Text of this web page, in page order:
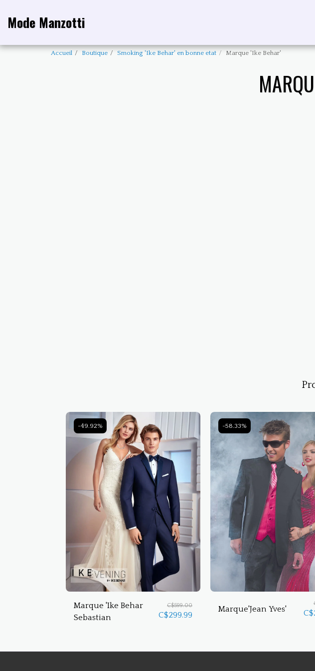
Mode Manzotti
Accueil Boutique Smoking 'Ike Behar' en bonne etat Marque 'Ike Behar'
-49.92%
Marque 'Ike Behar
Sebastian
C$599.00
C$299.99
-58.33%
Marque'Jean Yves' C$